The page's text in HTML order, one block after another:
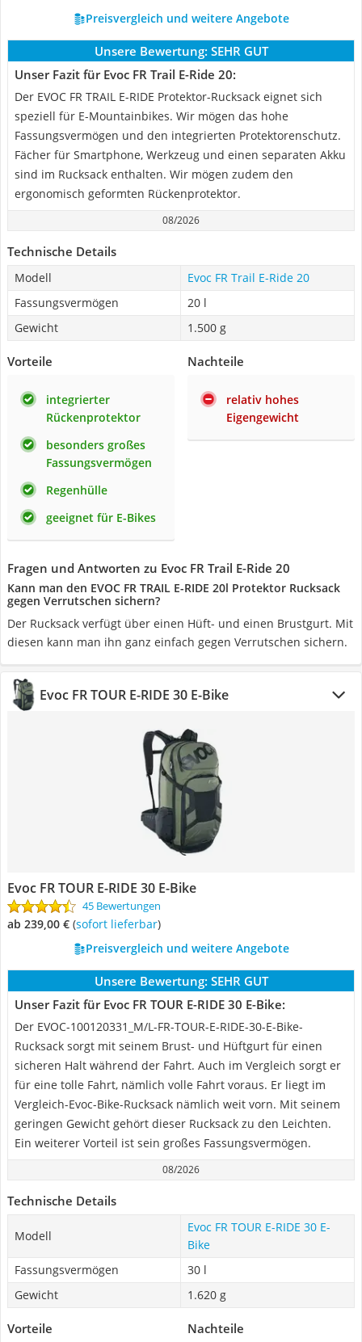
Preisvergleich und weitere Angebote
Unsere Bewertung: SEHR GUT
Unser Fazit für Evoc FR Trail E-Ride 20:
Der EVOC FR TRAIL E-RIDE Protektor-Rucksack eignet sich
speziell für E-Mountainbikes. Wir mögen das hohe
Fassungsvermögen und den integrierten Protektorenschutz.
Fächer für Smartphone, Werkzeug und einen separaten Akku
sind im Rucksack enthalten. Wir mögen zudem den
ergonomisch geformten Rückenprotektor.
08/2026
Technische Details
Modell
Evoc FR Trail E-Ride 20
Fassungsvermögen
20 l
Gewicht
1.500 g
Vorteile
integrierter
Rückenprotektor
besonders großes
Fassungsvermögen
Regenhülle
geeignet für E-Bikes
Nachteile
relativ hohes
Eigengewicht
Fragen und Antworten zu Evoc FR Trail E-Ride 20
Kann man den EVOC FR TRAIL E-RIDE 20l Protektor Rucksack
gegen Verrutschen sichern?
Der Rucksack verfügt über einen Hüft- und einen Brustgurt. Mit
diesen kann man ihn ganz einfach gegen Verrutschen sichern.
Evoc FR TOUR E-RIDE 30 E-Bike
Evoc FR TOUR E-RIDE 30 E-Bike
45 Bewertungen
ab 239,00 € ( Sofort lieferbar)
Preisvergleich und weitere Angebote
Unsere Bewertung: SEHR GUT
Unser Fazit für Evoc FR TOUR E-RIDE 30 E-Bike:
Der EVOC-100120331_M/L-FR-TOUR-E-RIDE-30-E-Bike-
Rucksack sorgt mit seinem Brust- und Hüftgurt für einen
sicheren Halt während der Fahrt. Auch im Vergleich sorgt er
für eine tolle Fahrt, nämlich volle Fahrt voraus. Er liegt im
Vergleich-Evoc-Bike-Rucksack nämlich weit vorn. Mit seinem
geringen Gewicht gehört dieser Rucksack zu den Leichten.
Ein weiterer Vorteil ist sein großes Fassungsvermögen.
08/2026
Technische Details
Modell
Evoc FR TOUR E-RIDE 30 E-
Bike
Fassungsvermögen
30 l
Gewicht
1.620 g
Vorteile Nachteile